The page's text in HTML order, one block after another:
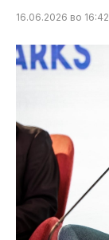
16.06.2026 во 16:42